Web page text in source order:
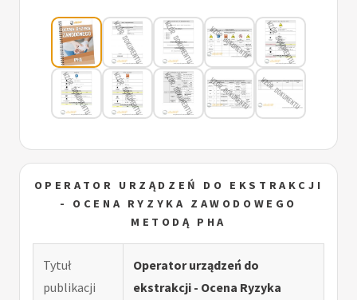
OPERATOR URZĄDZEŃ DO EKSTRAKCJI
- OCENA RYZYKA ZAWODOWEGO
METODĄ PHA
Tytuł
publikacji
Operator urządzeń do
ekstrakcji - Ocena Ryzyka